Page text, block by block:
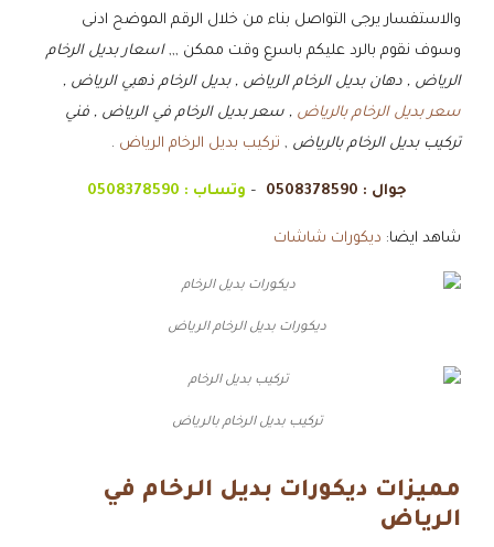
والاستفسار يرجى التواصل بناء من خلال الرقم الموضح ادنى
وسوف نقوم بالرد عليكم باسرع وقت ممكن ,,, اسعار بديل الرخام
الرياض , دهان بديل الرخام الرياض , بديل الرخام ذهبي الرياض ,
سعر بديل الرخام بالرياض , سعر بديل الرخام في الرياض , فني
تركيب بديل الرخام بالرياض , تركيب بديل الرخام الرياض .
جوال : 0508378590
– وتساب : 0508378590
شاهد ايضا: ديكورات شاشات
ديكورات بديل الرخام الرياض
تركيب بديل الرخام بالرياض
مميزات ديكورات بديل الرخام في
الرياض